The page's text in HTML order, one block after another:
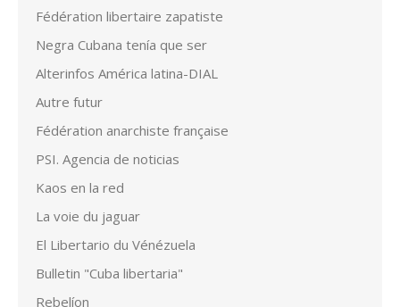
Fédération libertaire zapatiste
Negra Cubana tenía que ser
Alterinfos América latina-DIAL
Autre futur
Fédération anarchiste française
PSI. Agencia de noticias
Kaos en la red
La voie du jaguar
El Libertario du Vénézuela
Bulletin "Cuba libertaria"
Rebelíon